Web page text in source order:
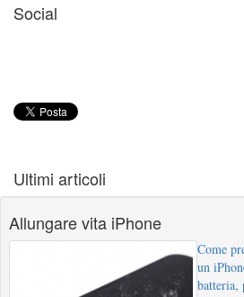
Social
Ultimi articoli
Allungare vita iPhone
Come
un
batteria,